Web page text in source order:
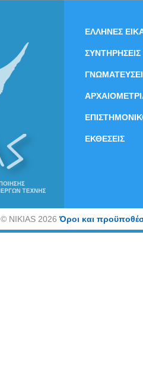
ΕΛΛΗΝΕΣ
ΣΥΝΤΗΡΗΣΕΙΣ
ΕΚΘΕΣΕΙΣ
©NIKIAS 2026Όροι και